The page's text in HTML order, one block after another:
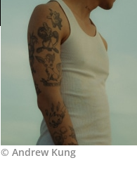
© Andrew Kung